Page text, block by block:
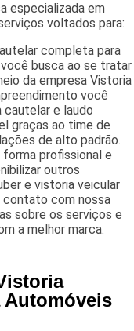
especializada em
voltados para:
completa para
busca ao se tratar
da empresa Vistoria
você
e laudo
graças ao time de
de alto padrão.
profissional e
outros
e vistoria veicular
contato com nossa
sobre os serviços e
a melhor marca.
Automóveis